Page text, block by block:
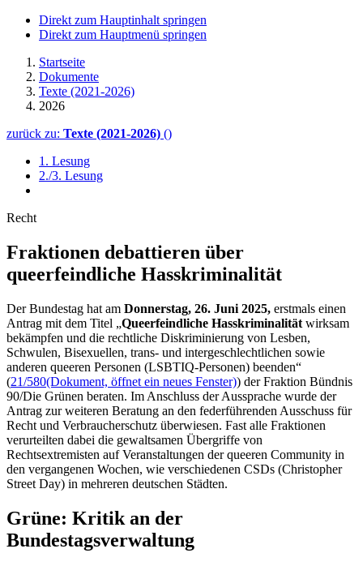
Direkt zum Hauptinhalt springen
Direkt zum Hauptmenü springen
Startseite
Dokumente
Texte (2021-2026)
2026
zurück zu: Texte (2021-2026) ()
1. Lesung
2./3. Lesung
Recht
Fraktionen debattieren über
queerfeindliche Hasskriminalität
Der Bundestag hat am Donnerstag, 26. Juni 2025, erstmals einen
Antrag mit dem Titel „Queerfeindliche Hasskriminalität wirksam
bekämpfen und die rechtliche Diskriminierung von Lesben,
Schwulen, Bisexuellen, trans- und intergeschlechtlichen sowie
anderen queeren Personen (LSBTIQ-Personen) beenden“
(21/580(Dokument, öffnet ein neues Fenster)) der Fraktion Bündnis
90/Die Grünen beraten. Im Anschluss der Aussprache wurde der
Antrag zur weiteren Beratung an den federführenden Ausschuss für
Recht und Verbraucherschutz überwiesen. Fast alle Fraktionen
verurteilten dabei die gewaltsamen Übergriffe von
Rechtsextremisten auf Veranstaltungen der queeren Community in
den vergangenen Wochen, wie verschiedenen CSDs (Christopher
Street Day) in mehreren deutschen Städten.
Grüne: Kritik an der
Bundestagsverwaltung